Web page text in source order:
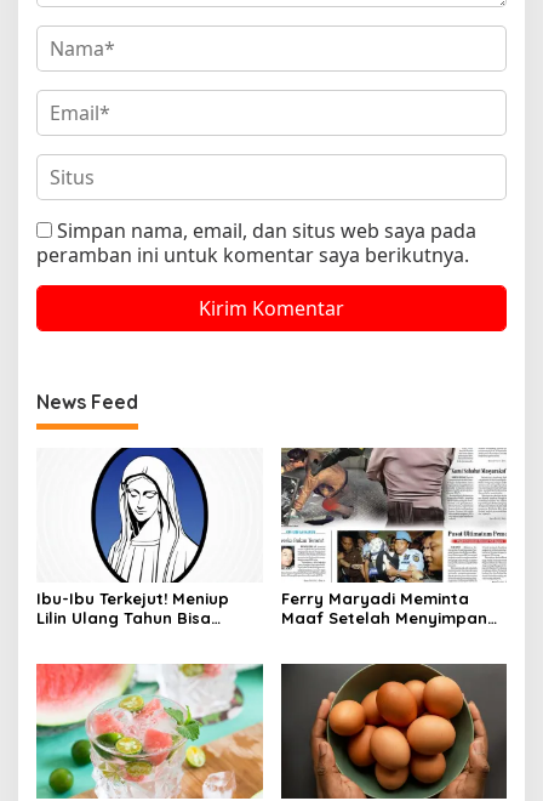
Simpan nama, email, dan situs web saya pada
peramban ini untuk komentar saya berikutnya.
News Feed
Ibu-Ibu Terkejut! Meniup
Lilin Ulang Tahun Bisa
Ferry Maryadi Meminta
Maaf Setelah Menyimpan